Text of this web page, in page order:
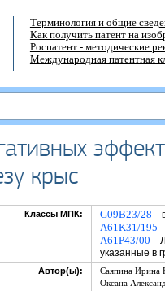
Терминология и общие
Как получить патент на
Роспатент - методические
Международная патентная
крыс
Классы МПК: G09B23/28
A61K31/195
A61P43/00
указанные в
Автор(ы): Саяпина Ирина
Оксана